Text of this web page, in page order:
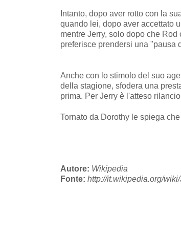
Intanto, dopo aver rotto con la
quando lei, dopo aver accettato
mentre Jerry, solo dopo che
preferisce prendersi una "pausa
Anche con lo stimolo del suo
della stagione, sfodera una
prima. Per Jerry è l'atteso
Tornato da Dorothy le spiega
Autore: Wikipedia
Fonte: http://it.wikipedia.org/